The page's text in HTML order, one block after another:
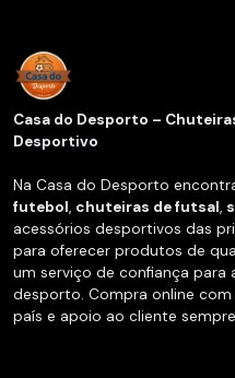
Casa do Desporto –
Desportivo
Na Casa do Desporto
futebol, chuteiras de futsal,
acessórios desportivos das
para oferecer produtos de
um serviço de confiança para
desporto. Compra online
país e apoio ao cliente